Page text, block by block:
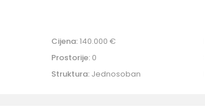
Cijena:140.000 €
Prostorije:0
Struktura:Jednosoban